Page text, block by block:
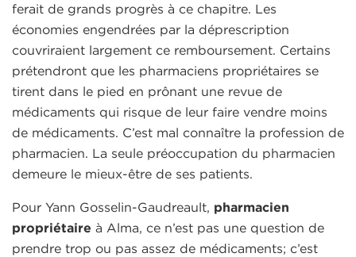
ferait de grands progrès à ce chapitre. Les
économies engendrées par la déprescription
couvriraient largement ce remboursement. Certains
prétendront que les pharmaciens propriétaires se
tirent dans le pied en prônant une revue de
médicaments qui risque de leur faire vendre moins
de médicaments. C’est mal connaître la profession de
pharmacien. La seule préoccupation du pharmacien
demeure le mieux-être de ses patients.
Pour Yann Gosselin-Gaudreault, pharmacien
propriétaire à Alma, ce n’est pas une question de
prendre trop ou pas assez de médicaments; c’est